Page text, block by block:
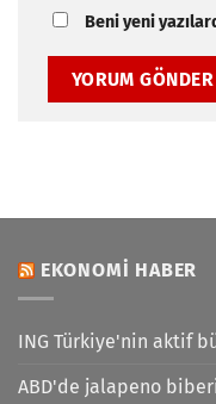
Beni yeni
EKONOMI HABER
ING Türkiye'nin aktif
ABD'de jalapeno